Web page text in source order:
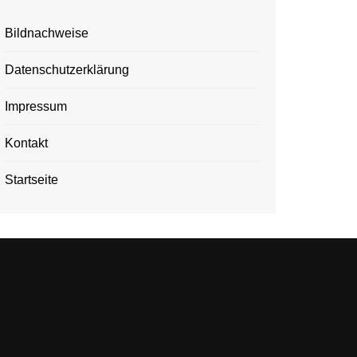
Bildnachweise
Datenschutzerklärung
Impressum
Kontakt
Startseite